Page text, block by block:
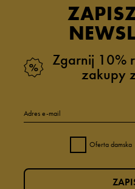
Zgarnij 10%
zakupy
Adres e-mail
Oferta damska